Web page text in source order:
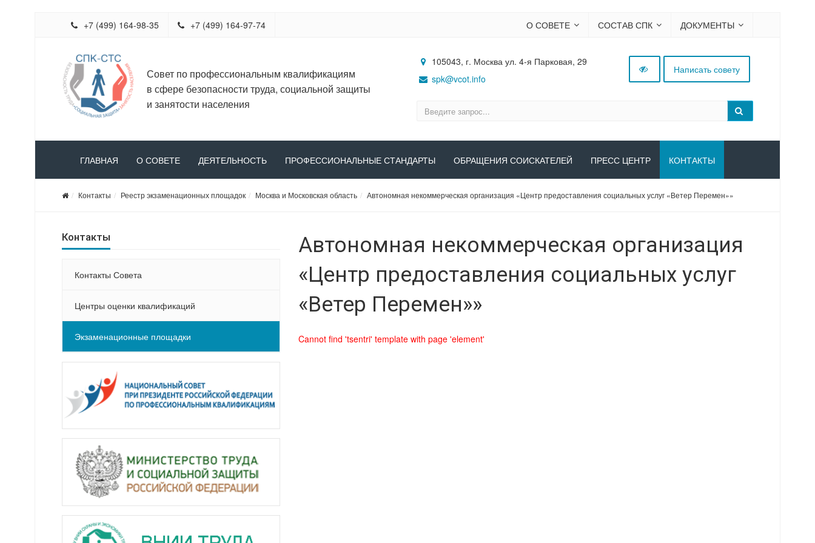
О СОВЕТЕ СОСТАВ СПК ДОКУМЕНТЫ
+7 (499) 164-98-35 +7 (499) 164-97-74
Совет по профессиональным квалификациям
в сфере безопасности труда, социальной защиты
и занятости населения
105043, г. Москва ул. 4-я Парковая, 29
spk@vcot.info
Написать совету
ГЛАВНАЯ О СОВЕТЕ ДЕЯТЕЛЬНОСТЬ ПРОФЕССИОНАЛЬНЫЕ СТАНДАРТЫ ОБРАЩЕНИЯ СОИСКАТЕЛЕЙ ПРЕСС ЦЕНТР КОНТАКТЫ
Контакты Реестр экзаменационных площадок Москва и Московская область Автономная некоммерческая организация «Центр предоставления социальных услуг «Ветер Перемен»»
Контакты
Контакты Совета
Центры оценки квалификаций
Экзаменационные площадки
Автономная некоммерческая организация
«Центр предоставления социальных услуг
«Ветер Перемен»»
Cannot find 'tsentri' template with page 'element'